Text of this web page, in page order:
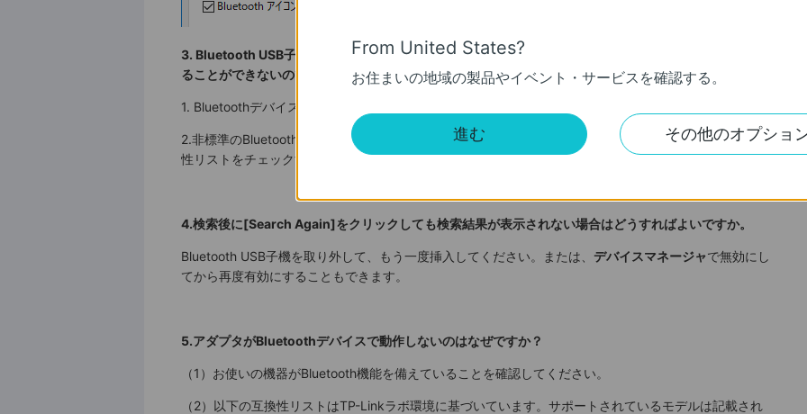
3. Bluetooth USB子機
が正常にインストールされた後、なぜ私のPCは私のBluetoothデバイスを見つけ
ることができないのですか？
1. Bluetoothデバイスが検出可能に設定されていることを確認してください。
2.非標準のBluetoothプロトコルを使用している機器では、互換性に問題がある可能性があります。互換
性リストをチェックするためにQ5を参照してください。
4.検索後に[Search Again]をクリックしても検索結果が表示されない場合はどうすればよいですか。
Bluetooth USB子機を取り外して、もう一度挿入してください。または、 デバイスマネージャで無効にし
てから再度有効にすることもできます。
5.アダプタがBluetoothデバイスで動作しないのはなぜですか？
（1）お使いの機器がBluetooth機能を備えていることを確認してください。
（2）以下の互換性リストはTP-Linkラボ環境に基づいています。サポートされているモデルは記載され
From United States?
お住まいの地域の製品やイベント・サービスを確認する。
進む その他のオプショ